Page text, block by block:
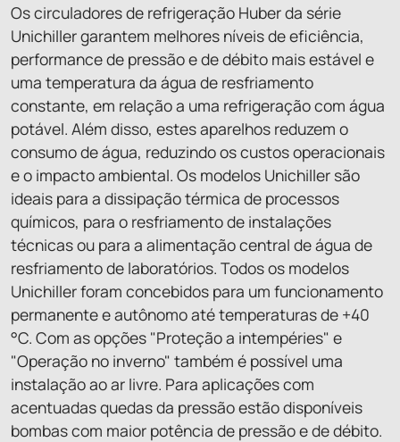
Os circuladores de refrigeração Huber da série
Unichiller garantem melhores níveis de eficiência,
performance de pressão e de débito mais estável e
uma temperatura da água de resfriamento
constante, em relação a uma refrigeração com água
potável. Além disso, estes aparelhos reduzem o
consumo de água, reduzindo os custos operacionais
e o impacto ambiental. Os modelos Unichiller são
ideais para a dissipação térmica de processos
químicos, para o resfriamento de instalações
técnicas ou para a alimentação central de água de
resfriamento de laboratórios. Todos os modelos
Unichiller foram concebidos para um funcionamento
permanente e autônomo até temperaturas de +40
°C. Com as opções "Proteção a intempéries" e
"Operação no inverno" também é possível uma
instalação ao ar livre. Para aplicações com
acentuadas quedas da pressão estão disponíveis
bombas com maior potência de pressão e de débito.